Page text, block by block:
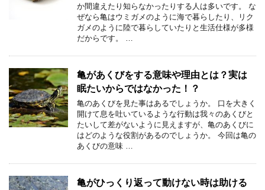
か間違えたり知らなかったりする人は多いです。 な
ぜなら亀はウミガメのように海で暮らしたり、リク
ガメのように陸で暮らしていたりと生活仕様が多様
だからです。 …
亀があくびをする意味や理由とは？実は
眠たいからではなかった！？
亀のあくびを見た事はあるでしょうか。 口を大きく
開けて息を吐いているような行動は我々のあくびと
たいして差がないように見えますが、亀のあくびに
はどのような役割があるのでしょうか。 今回は亀の
あくびの意味 …
亀がひっくり返って動けない時は助ける